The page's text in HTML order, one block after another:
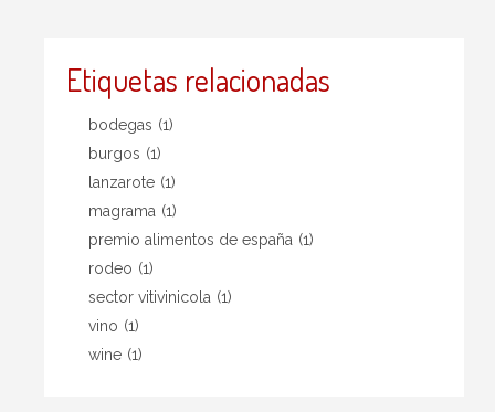
Etiquetas relacionadas
bodegas (1)
burgos (1)
lanzarote (1)
magrama (1)
premio alimentos de españa (1)
rodeo (1)
sector vitivinicola (1)
vino (1)
wine (1)